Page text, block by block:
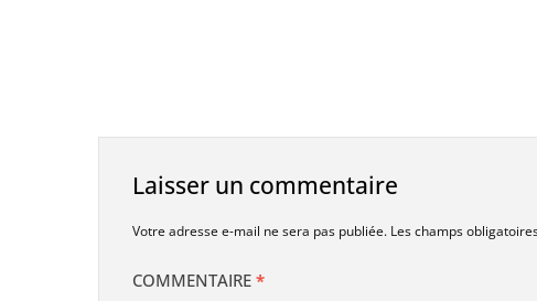
Laisser un commentaire
Votre adresse e-mail ne sera pas publiée. Les champs
COMMENTAIRE *